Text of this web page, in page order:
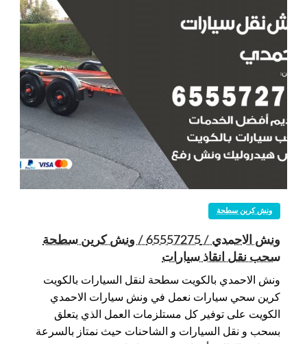
ونش كرين سطحة
ونش الاحمدي / 65557275 / ونش كرين سطحة
سحب نقل انقاذ سيارات
ونش الاحمدي بالكويت سطحة لنقل السيارات بالكويت
كرين سحي سيارات نعمل في ونش سيارات الاحمدي
الكويت على توفير كل مستلزمات العمل الذي يتعلق
بسحب و نقل السيارات و الشاحنات حيث نمتاز بالسرعة